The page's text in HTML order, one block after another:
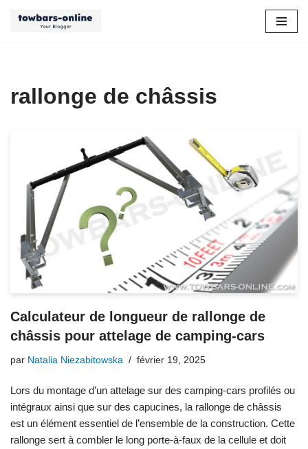
rallonge de châssis
Calculateur de longueur de rallonge de
châssis pour attelage de camping-cars
par Natalia Niezabitowska février 19, 2025
Lors du montage d’un attelage sur des camping-cars profilés ou
intégraux ainsi que sur des capucines, la rallonge de châssis
est un élément essentiel de l’ensemble de la construction. Cette
rallonge sert à combler le long porte-à-faux de la cellule et doit